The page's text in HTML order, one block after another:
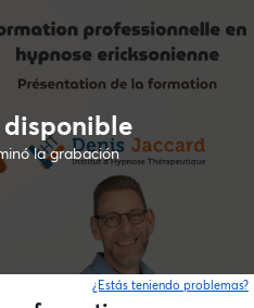
la grabación
¿Estás teniendo problemas?